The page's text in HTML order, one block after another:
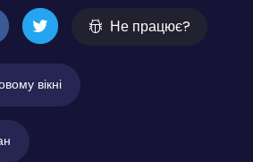
Не працює?
вікні